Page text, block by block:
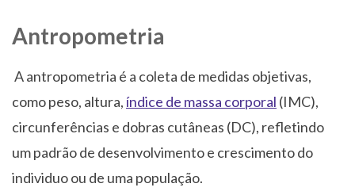
Antropometria
A antropometria é a coleta de medidas objetivas,
como peso, altura, índice de massa corporal (IMC),
circunferências e dobras cutâneas (DC), refletindo
um padrão de desenvolvimento e crescimento do
individuo ou de uma população.